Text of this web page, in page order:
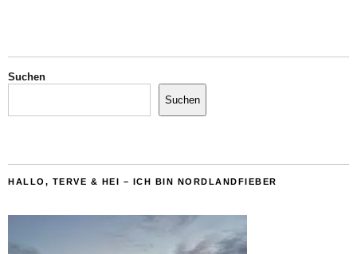
Suchen
Suchen
HALLO, TERVE & HEI – ICH BIN NORDLANDFIEBER